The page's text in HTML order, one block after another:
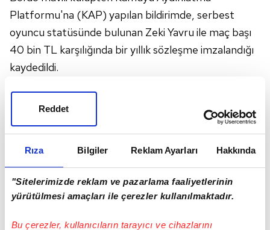
Rıza Bilgiler Reklam Ayarları Hakkında
"Sitelerimizde reklam ve pazarlama faaliyetlerinin
yürütülmesi amaçları ile çerezler kullanılmaktadır.
Bu çerezler, kullanıcıların tarayıcı ve cihazlarını
Reddet
Platformu'na (KAP) yapılan bildirimde, serbest
oyuncu statüsünde bulunan Zeki Yavru ile maç başı
40 bin TL karşılığında bir yıllık sözleşme imzalandığı
kaydedildi.
Zeki Yavru, Trabzonspor formasıyla mücadelelere ilk
11'de başlaması halinde 40 bin TL'nin tamamını,
sonradan girmesi durumunda maç başı ücretinin
yüzde 75'ini, maç kadrosunda yer alıp süre almaması
durumunda ise bu ücretin yüzde 50'sini kazanacak.